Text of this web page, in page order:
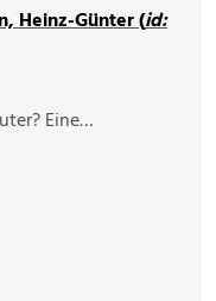
Heinz-Günter (id:
Eine…